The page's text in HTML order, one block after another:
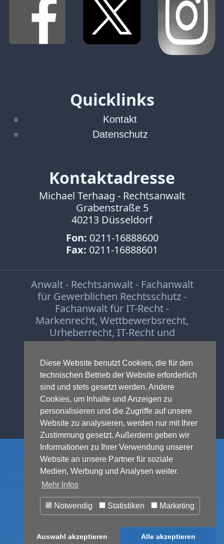
Diese Website benutzt Cookies, die für den
technischen Betrieb der Website erforderlich
sind und stets gesetzt werden. Andere
Cookies, um Inhalte und Anzeigen zu
personalisieren und die Zugriffe auf unsere
Website zu analysieren, werden nur mit Ihrer
Zustimmung gesetzt. Außerdem geben wir
Informationen zu Ihrer Verwendung unserer
Website an unsere Partner für soziale
Medien, Werbung und Analysen weiter.
Mehr Infos
Notwendig Statistiken Marketing
Auswahl akzeptieren Alle akzeptieren
Quicklinks
Kontakt
Datenschutz
Kontaktadresse
Michael Terhaag - Rechtsanwalt
Grabenstraße 5
40213 Düsseldorf
Fon: 0211-16888600
Fax: 0211-16888601
Anwalt - Rechtsanwalt - Fachanwalt
für Gewerblichen Rechtsschutz -
Fachanwalt für IT-Recht -
Markenrecht, Wettbewerbsrecht,
Urheberrecht, IT-Recht und
Onlinerecht,E-Commerce,
Designrecht
Medienrecht &
Presserecht,Datenschutzrechtund
Glücksspielrecht-Abmahnungund
Einstweilige Verfügung
© 1999-2026 - RA Michael Terhaag,
LL.M.